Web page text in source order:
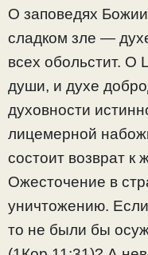
О заповедях
сладком зле —
всех обольстит. О
души, и духе
духовности
лицемерной
состоит возврат к
Ожесточение в
уничтожению.
то не были бы